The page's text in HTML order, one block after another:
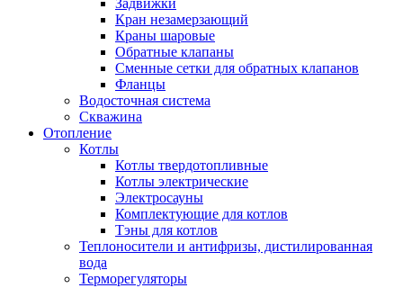
Кран незамерзающий
Краны шаровые
Обратные клапаны
Сменные сетки для обратных клапанов
Фланцы
Водосточная система
Скважина
Отопление
Котлы
Котлы твердотопливные
Котлы электрические
Электросауны
Комплектующие для котлов
Тэны для котлов
Теплоносители и антифризы, дистилированная
вода
Терморегуляторы